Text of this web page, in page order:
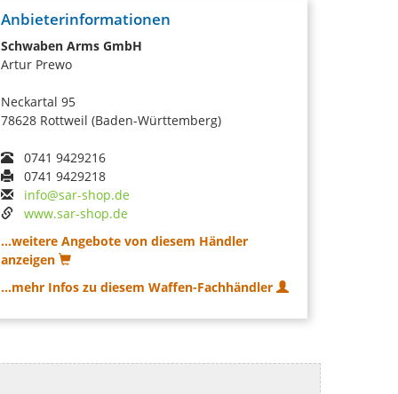
Anbieterinformationen
Schwaben Arms GmbH
Artur Prewo
Neckartal 95
78628 Rottweil (Baden-Württemberg)
0741 9429216
0741 9429218
info@sar-shop.de
www.sar-shop.de
...weitere Angebote von diesem Händler
anzeigen
...mehr Infos zu diesem Waffen-Fachhändler